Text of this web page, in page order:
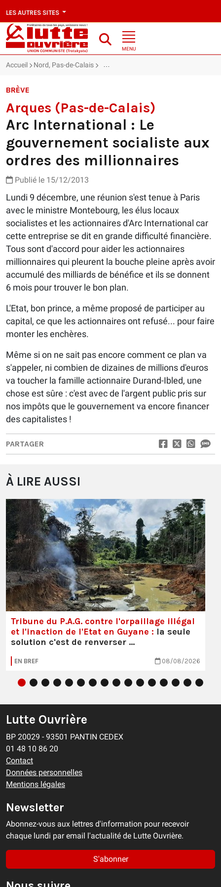
LES AUTRES SITES
MENU
Accueil Nord, Pas-de-Calais Arques (Pas-de-Calais) : Arc
BRÈVE
Arques (Pas-de-Calais)
Arc International : Le
gouvernement socialiste aux
ordres des millionnaires
Publié le 15/12/2013
Lundi 9 décembre, une réunion s'est tenue à Paris
avec le ministre Montebourg, les élus locaux
socialistes et les actionnaires d'Arc International car
cette entreprise se dit en grande difficulté financière.
Tous sont d'accord pour aider les actionnaires
millionnaires qui pleurent la bouche pleine après avoir
accumulé des milliards de bénéfice et ils se donnent
6 mois pour trouver le bon plan.
L'Etat, bon prince, a même proposé de participer au
capital, ce que les actionnaires ont refusé... pour faire
monter les enchères.
Même si on ne sait pas encore comment ce plan va
s'appeler, ni combien de dizaines de millions d'euros
va toucher la famille actionnaire Durand-Ibled, une
chose est sûre : c'est avec de l'argent public pris sur
nos impôts que le gouvernement va encore financer
des capitalistes !
PARTAGER
À LIRE AUSSI
Tribune du P.A.G. contre l'orpaillage illégal
et l'inaction de l'Etat en Guyane : la seule
solution c'est de renverser …
EN BREF 08/08/2026
Lutte Ouvrière
BP 20029 - 93501 PANTIN CEDEX
01 48 10 86 20
Contact
Données personnelles
Mentions légales
Newsletter
Abonnez-vous aux lettres d'information pour recevoir
chaque lundi par email l'actualité de Lutte Ouvrière.
S'abonner